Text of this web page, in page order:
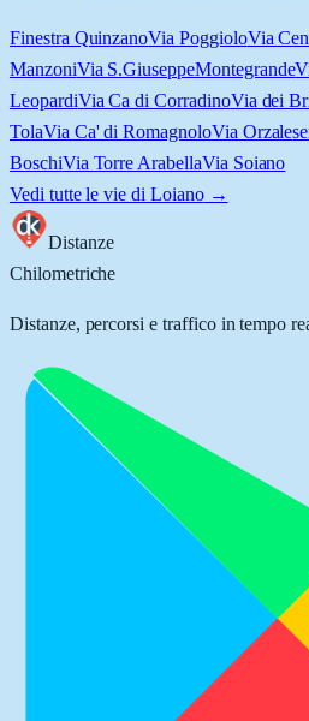
Finestra QuinzanoVia PoggioloVia
ManzoniVia S.GiuseppeMontegrande
LeopardiVia Ca di CorradinoVia dei
TolaVia Ca' di RomagnoloVia Orzale
BoschiVia Torre ArabellaVia Soiano
Vedi tutte le vie di Loiano→
Distanze
Chilometriche
Distanze, percorsi e traffico in tempo